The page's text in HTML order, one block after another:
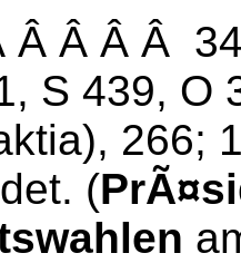
Â Â Â Â
S 439, O
266;
(